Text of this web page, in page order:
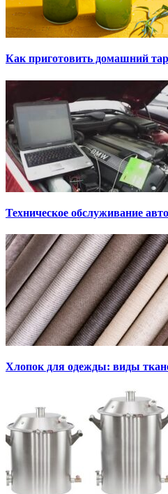
Как приготовить домашний
Техническое обслуживание
Хлопок для одежды: виды